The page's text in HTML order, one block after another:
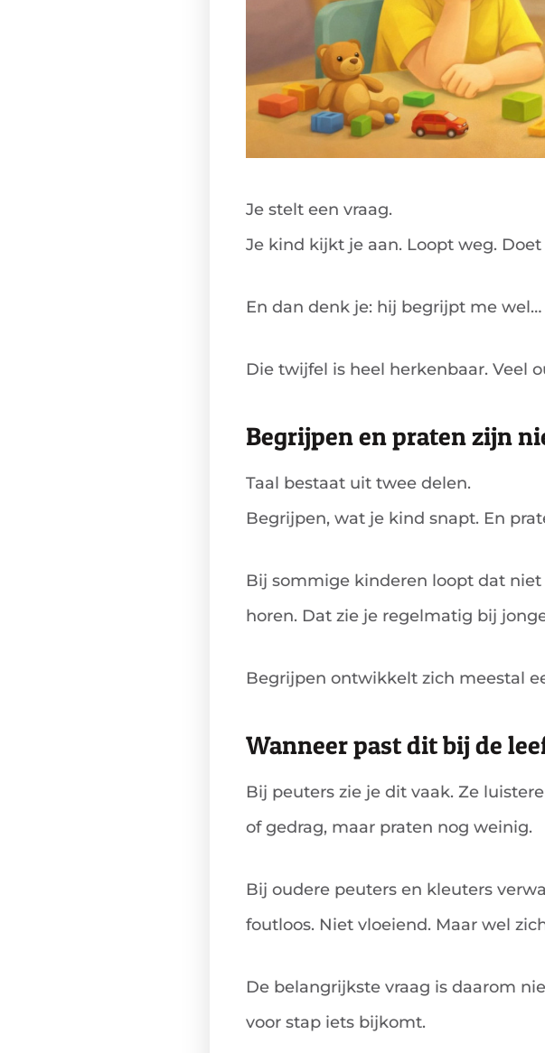
Je stelt een vraag.
Je kind kijkt je aan. Loopt weg.
En dan denk je: hij begrijpt me
Die twijfel is heel herkenbaar. Veel
Begrijpen en praten zijn
Taal bestaat uit twee delen.
Begrijpen, wat je kind snapt. En
Bij sommige kinderen loopt dat
horen. Dat zie je regelmatig bij
Begrijpen ontwikkelt zich meestal
Wanneer past dit bij de
Bij peuters zie je dit vaak. Ze
of gedrag, maar praten nog weinig.
Bij oudere peuters en kleuters
foutloos. Niet vloeiend. Maar wel
De belangrijkste vraag is daarom
voor stap iets bijkomt.